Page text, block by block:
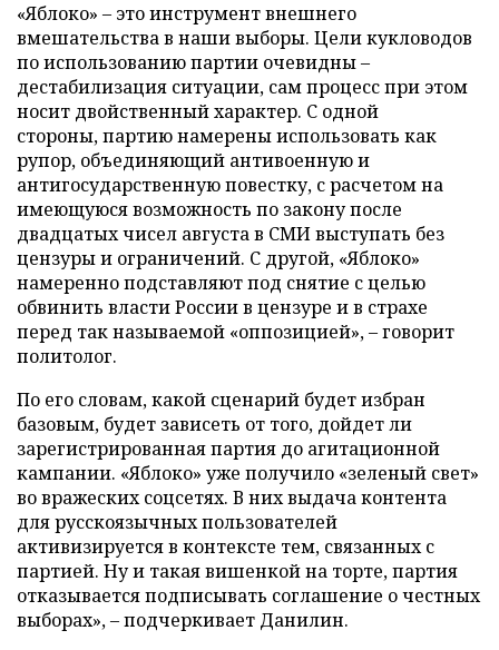
«Яблоко» – это инструмент внешнего
вмешательства в наши выборы. Цели кукловодов
по использованию партии очевидны –
дестабилизация ситуации, сам процесс при этом
носит двойственный характер. С одной
стороны, партию намерены использовать как
рупор, объединяющий антивоенную и
антигосударственную повестку, с расчетом на
имеющуюся возможность по закону после
двадцатых чисел августа в СМИ выступать без
цензуры и ограничений. С другой, «Яблоко»
намеренно подставляют под снятие с целью
обвинить власти России в цензуре и в страхе
перед так называемой «оппозицией», – говорит
политолог.
По его словам, какой сценарий будет избран
базовым, будет зависеть от того, дойдет ли
зарегистрированная партия до агитационной
кампании. «Яблоко» уже получило «зеленый свет»
во вражеских соцсетях. В них выдача контента
для русскоязычных пользователей
активизируется в контексте тем, связанных с
партией. Ну и такая вишенкой на торте, партия
отказывается подписывать соглашение о честных
выборах», – подчеркивает Данилин.